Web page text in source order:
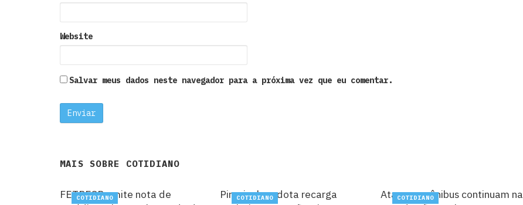
Website
Salvar meus dados neste navegador para a próxima vez que eu comentar.
MAIS SOBRE COTIDIANO
FETPESP emite nota de
COTIDIANO
Piracicaba adota recarga
COTIDIANO
Ataques a ônibus continuam na
COTIDIANO